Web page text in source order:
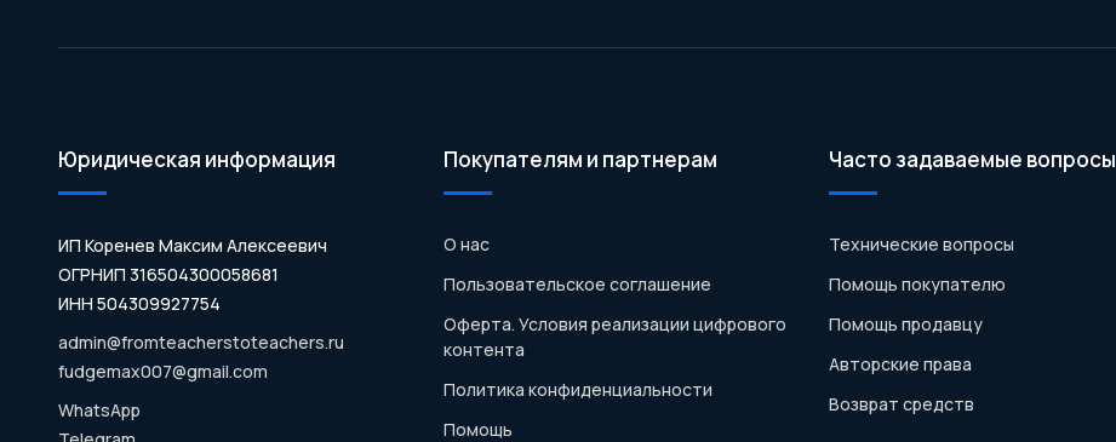
Юридическая информация
ИП Коренев Максим Алексеевич
ОГРНИП 316504300058681
ИНН 504309927754
admin@fromteacherstoteachers.ru
fudgemax007@gmail.com
WhatsApp
Покупателям и партнерам
О нас
Пользовательское соглашение
Оферта. Условия реализации цифрового
контента
Политика конфиденциальности
Помощь
Часто задаваемые вопросы
Технические вопросы
Помощь покупателю
Помощь продавцу
Авторские права
Возврат средств